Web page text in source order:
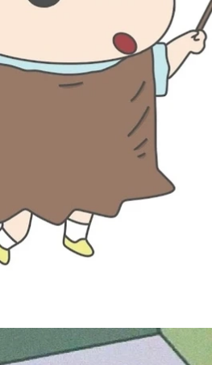
avatar-hoat-hinh